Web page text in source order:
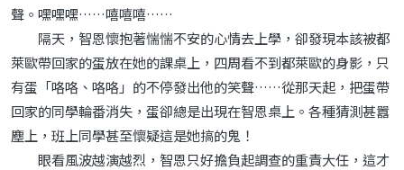
聲。嘿嘿嘿……嘻嘻嘻……
隔天，智恩懷抱著惴惴不安的心情去上學，卻發現本該被都
萊歐帶回家的蛋放在她的課桌上，四周看不到都萊歐的身影，只
有蛋「咯咯、咯咯」的不停發出他的笑聲……從那天起，把蛋帶
回家的同學輪番消失，蛋卻總是出現在智恩桌上。各種猜測甚囂
塵上，班上同學甚至懷疑這是她搞的鬼！
眼看風波越演越烈，智恩只好擔負起調查的重責大任，這才